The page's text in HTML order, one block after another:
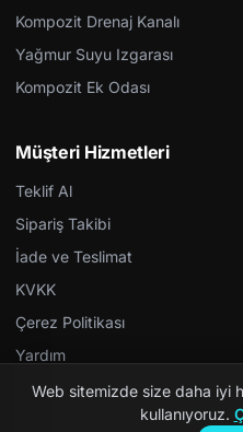
Kompozit Drenaj Kanalı
Yağmur Suyu Izgarası
Kompozit Ek Odası
Müşteri Hizmetleri
Teklif Al
Sipariş Takibi
İade ve Teslimat
KVKK
Çerez Politikası
Yardım
Web sitemizde size daha iyi
kullanıyoruz.